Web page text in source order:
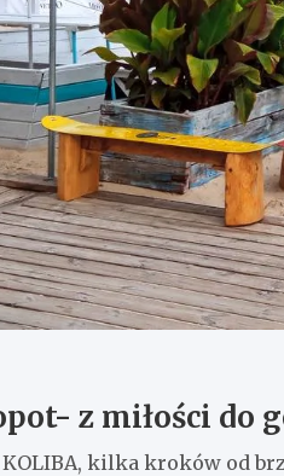
z miłości do
kilka kroków od